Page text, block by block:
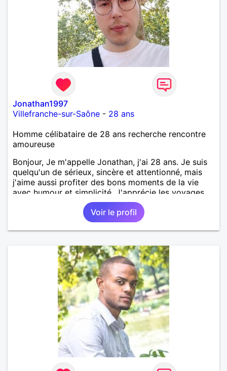
Jonathan1997
Villefranche-sur-Saône - 28 ans
Homme célibataire de 28 ans recherche rencontre
amoureuse
Bonjour, Je m'appelle Jonathan, j'ai 28 ans. Je suis
quelqu'un de sérieux, sincère et attentionné, mais
j'aime aussi profiter des bons moments de la vie
avec humour et simplicité. J'apprécie les voyages,
les découvertes, les jeux vidéo et les moments de
détente. Je suis à la recherche d'une personne
authentique avec qui partager de belles
expériences, construire une relation sérieuse basée
apprécies les conversations sincères, les fous rires
et les personnes qui savent ce qu'elles veulent,
n'hésite pas à venir discuter. Au plaisir de faire
connaissance !
Voir le profil